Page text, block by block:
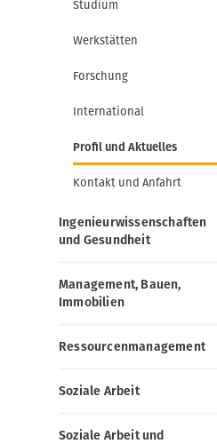
Studium
Werkstätten
Forschung
International
Profil und Aktuelles
Kontakt und Anfahrt
Ingenieurwissenschaften
und Gesundheit
Management, Bauen,
Immobilien
Ressourcenmanagement
Soziale Arbeit
Soziale Arbeit und